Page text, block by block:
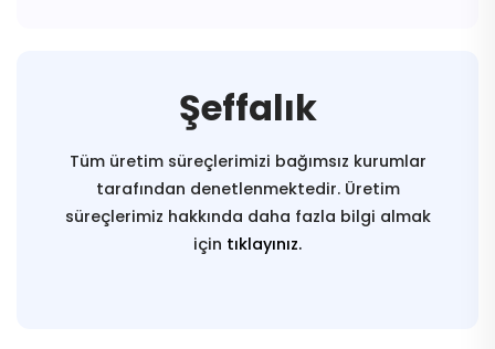
Şeffalık
Tüm üretim süreçlerimizi bağımsız kurumlar
tarafından denetlenmektedir. Üretim
süreçlerimiz hakkında daha fazla bilgi almak
için tıklayınız.